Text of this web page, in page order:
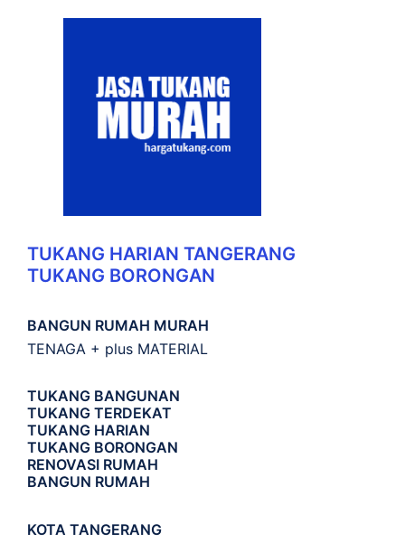
TUKANG HARIAN TANGERANG
TUKANG BORONGAN
BANGUN RUMAH MURAH
TENAGA + plus MATERIAL
TUKANG BANGUNAN
TUKANG TERDEKAT
TUKANG HARIAN
TUKANG BORONGAN
RENOVASI RUMAH
BANGUN RUMAH
KOTA TANGERANG